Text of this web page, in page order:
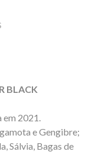
BLACK
em 2021.
e Gengibre;
Sálvia, Bagas de